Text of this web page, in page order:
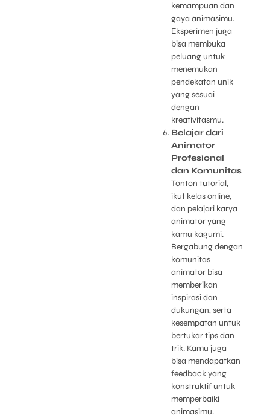
kemampuan dan
gaya animasimu.
Eksperimen juga
bisa membuka
peluang untuk
menemukan
pendekatan unik
yang sesuai
dengan
kreativitasmu.
Belajar dari
Animator
Profesional
dan Komunitas
Tonton tutorial,
ikut kelas online,
dan pelajari karya
animator yang
kamu kagumi.
Bergabung dengan
komunitas
animator bisa
memberikan
inspirasi dan
dukungan, serta
kesempatan untuk
bertukar tips dan
trik. Kamu juga
bisa mendapatkan
feedback yang
konstruktif untuk
memperbaiki
animasimu.